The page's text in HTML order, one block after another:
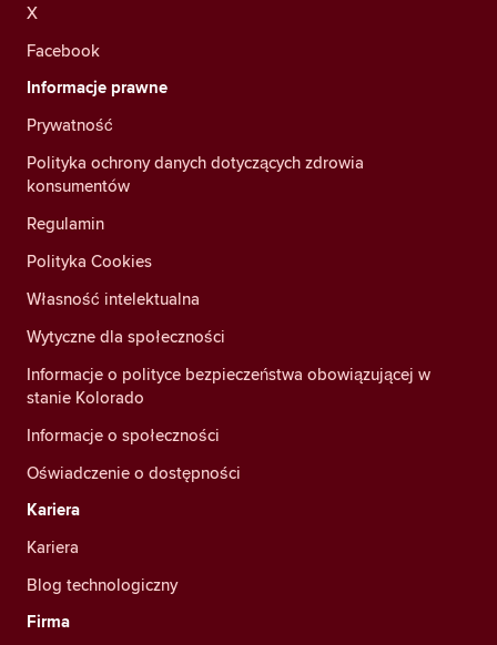
X
Facebook
Informacje prawne
Prywatność
Polityka ochrony danych dotyczących zdrowia
konsumentów
Regulamin
Polityka Cookies
Własność intelektualna
Wytyczne dla społeczności
Informacje o polityce bezpieczeństwa obowiązującej w
stanie Kolorado
Informacje o społeczności
Oświadczenie o dostępności
Kariera
Kariera
Blog technologiczny
Firma